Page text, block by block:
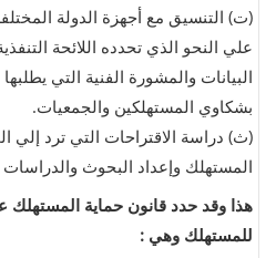
(ت‌) التنسيق مع أجهزة الدولة
علي النحو الذي تحدده اللائحة
البيانات والمشورة الفنية التي
بشكاوي المستهلكين والجمعيات.
(ث‌) دراسة الاقتراحات التي ترد إلي
المستهلك وإعداد البحوث والدراسات
هذا وقد حدد قانون حماية المستهلك
للمستهلك وهي :